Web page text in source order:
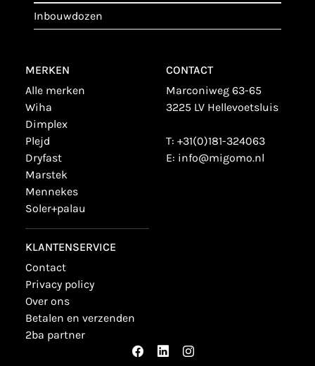
inbouwdozen
MERKEN
alle merken
wiha
dimplex
plejd
dryfast
marstek
mennekes
soler+palau
KLANTENSERVICE
contact
privacy policy
over ons
betalen en verzenden
2ba partner
CONTACT
Marconiweg 63-65
3225 LV Hellevoetsluis
T: +31(0)181-324063
E: info@migomo.nl